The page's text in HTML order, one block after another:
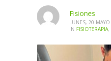
Fisiones
LUNES, 20
IN FISIOTERAPIA,